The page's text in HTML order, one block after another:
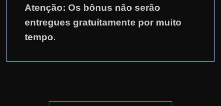
Atenção: Os bônus não serão
entregues gratuitamente por muito
tempo.